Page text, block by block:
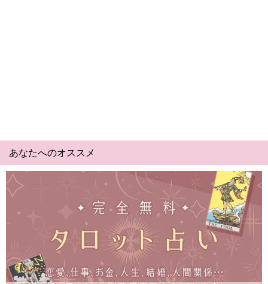
あなたへのオススメ
Yes No占い｜無料タロット◆私の質問の答えはイ